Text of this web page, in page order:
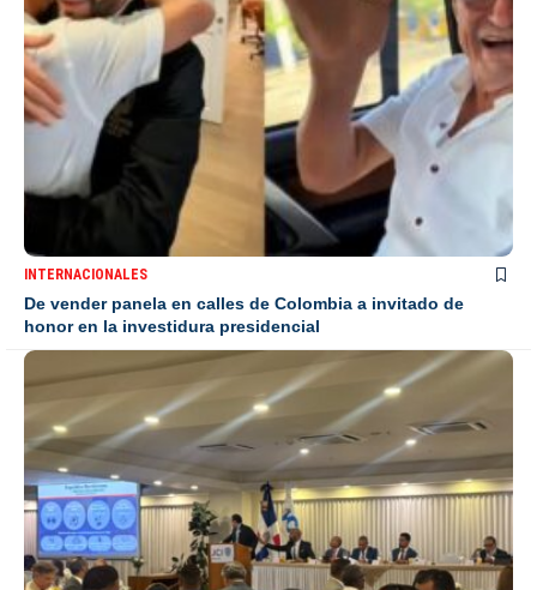
INTERNACIONALES
De vender panela en calles de Colombia a invitado de
honor en la investidura presidencial